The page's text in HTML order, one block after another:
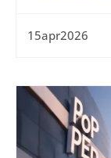
15apr2026